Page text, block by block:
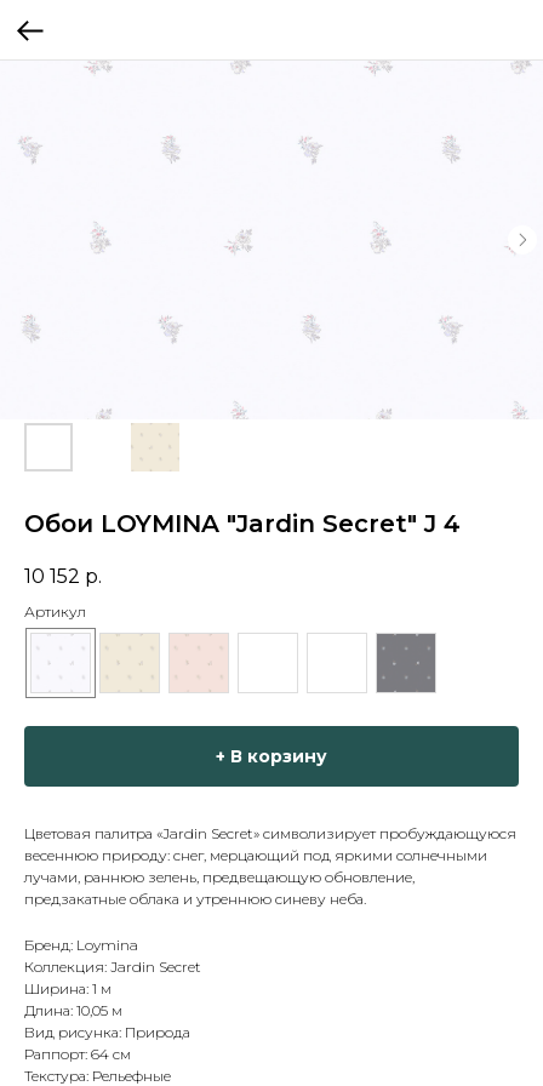
Обои LOYMINA "Jardin Secret" J 4
10 152 р.
Артикул
+ В корзину
Цветовая палитра «Jardin Secret» символизирует пробуждающуюся
весеннюю природу: снег, мерцающий под яркими солнечными
лучами, раннюю зелень, предвещающую обновление,
предзакатные облака и утреннюю синеву неба.
Бренд: Loymina
Коллекция: Jardin Secret
Ширина: 1 м
Длина: 10,05 м
Вид рисунка: Природа
Раппорт: 64 см
Текстура: Рельефные